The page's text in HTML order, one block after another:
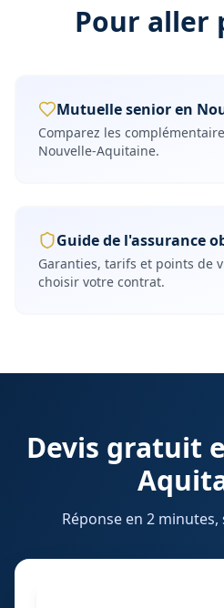
Pour aller
Mutuelle senior en
Comparez les
Nouvelle-Aquitaine.
Guide de l'assurance
Garanties, tarifs et points de
choisir votre contrat.
Devis gratuit
Réponse en 2